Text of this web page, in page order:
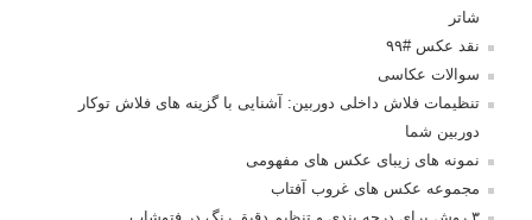
شاتر
نقد عکس #۹۹
سوالات عکاسی
تنظیمات فلاش داخلی دوربین: آشنایی با گزینه های فلاش توکار
دوربین شما
نمونه های زیبای عکس های مفهومی
مجموعه عکس های غروب آفتاب